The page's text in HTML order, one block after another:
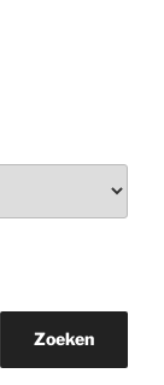
Zoeken